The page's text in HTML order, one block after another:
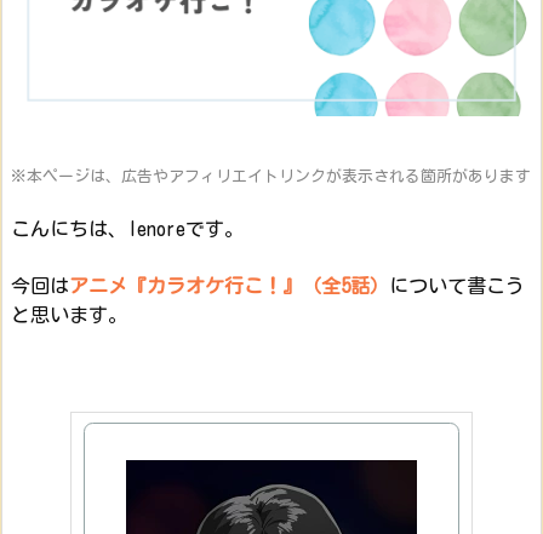
※本ページは、広告やアフィリエイトリンクが表示される箇所があります
こんにちは、lenoreです。
今回はアニメ『カラオケ行こ！』（全5話）
について書こう
と思います。